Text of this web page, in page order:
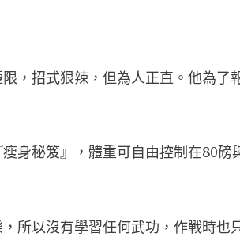
招式狠辣，但為人正直。他為了
秘笈』，體重可自由控制在80磅
所以沒有學習任何武功，作戰時也